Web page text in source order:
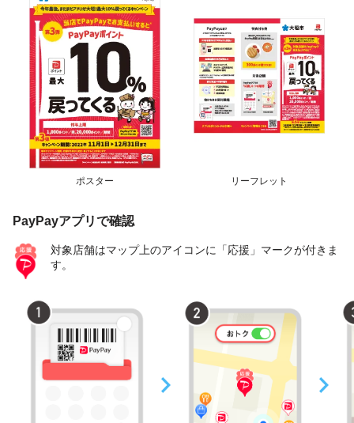
ポスター リーフレット
PayPayアプリで確認
対象店舗はマップ上のアイコンに「応援」マークが付きま
す。